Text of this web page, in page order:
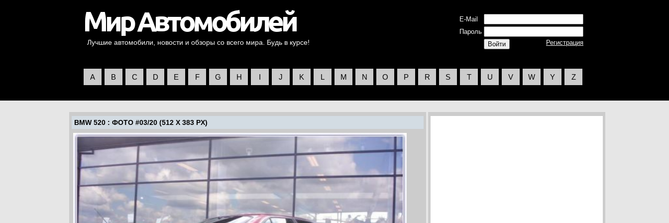
Лучшие автомобили, новости и обзоры со всего мира. Будь в курсе!
E-Mail
Пароль
Регистрация
A B C D E F G H I J K L M N O P R S T U V W Y Z
BMW 520: ФОТО #03/20 (512 X 383 PX)